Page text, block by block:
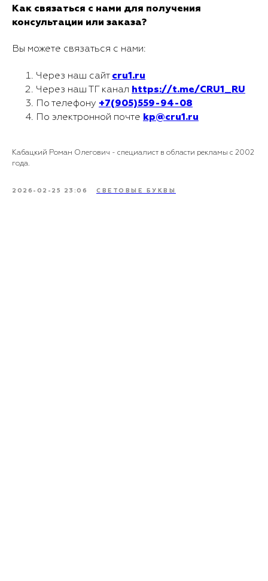
Как связаться с нами для получения
консультации или заказа?
Вы можете связаться с нами:
Через наш сайт cru1.ru
Через наш ТГ канал https://t.me/CRU1_RU
По телефону +7(905)559-94-08
По электронной почте kp@cru1.ru
Кабацкий Роман Олегович - специалист в области рекламы с 2002
года.
2026-02-25 23:06 СВЕТОВЫЕ БУКВЫ